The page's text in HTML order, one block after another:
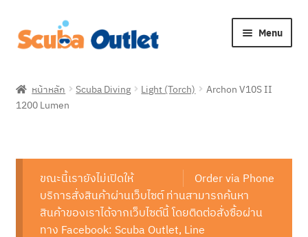
to
to
Menu
child
Freediving
child
menu
Brands
About Us
หน้าหลัก Scuba Diving Light (Torch)
Archon V10S II
1200 Lumen
Order via Phone
ขณะนี้เรายังไม่เปิดให้
บริการสั่งสินค้าผ่านเว็บไซต์ ท่านสามารถค้นหา
สินค้าของเราได้จากเว็บไซต์นี้ โดยติดต่อสั่งซื้อผ่าน
ทาง Facebook: Scuba Outlet, Line